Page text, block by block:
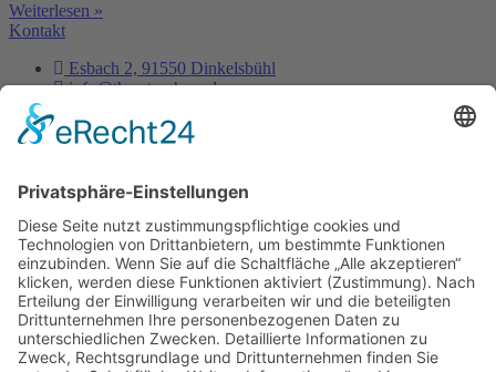
Weiterlesen »
Kontakt
Esbach 2, 91550 Dinkelsbühl
info@thorsten-hess.de
Unternehmen
Impressum
Datenschutz
Dienstleistungen
Kontakt
Es ist nie zu spät, sein eigener Phönix zu sein, aus der
Asche aufzusteigen um endlich wirklich zu leben.
- Thorsten Hess